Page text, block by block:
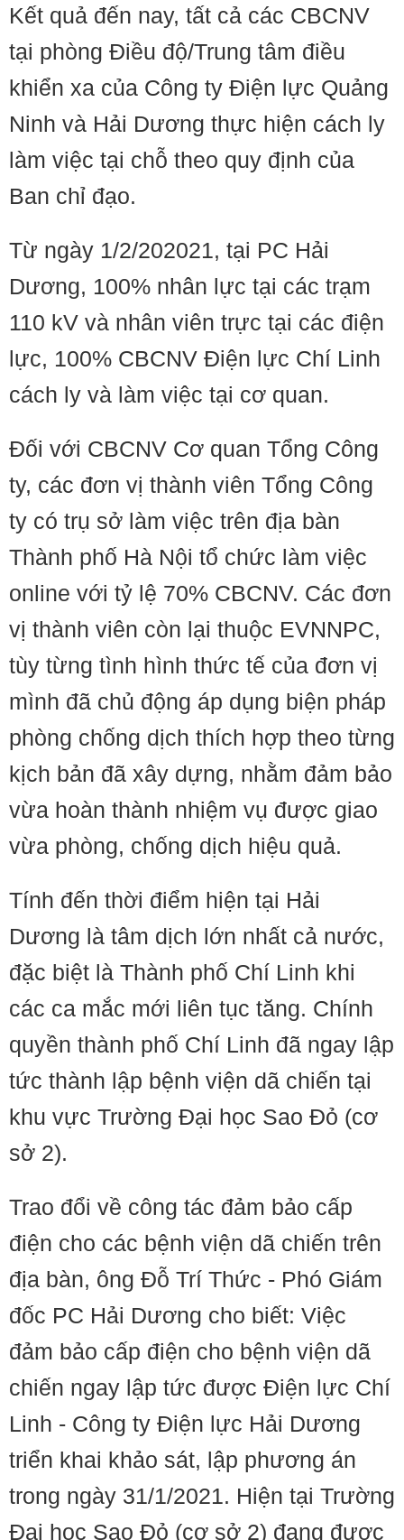
Kết quả đến nay, tất cả các CBCNV
tại phòng Điều độ/Trung tâm điều
khiển xa của Công ty Điện lực Quảng
Ninh và Hải Dương thực hiện cách ly
làm việc tại chỗ theo quy định của
Ban chỉ đạo.
Từ ngày 1/2/202021, tại PC Hải
Dương, 100% nhân lực tại các trạm
110 kV và nhân viên trực tại các điện
lực, 100% CBCNV Điện lực Chí Linh
cách ly và làm việc tại cơ quan.
Đối với CBCNV Cơ quan Tổng Công
ty, các đơn vị thành viên Tổng Công
ty có trụ sở làm việc trên địa bàn
Thành phố Hà Nội tổ chức làm việc
online với tỷ lệ 70% CBCNV. Các đơn
vị thành viên còn lại thuộc EVNNPC,
tùy từng tình hình thức tế của đơn vị
mình đã chủ động áp dụng biện pháp
phòng chống dịch thích hợp theo từng
kịch bản đã xây dựng, nhằm đảm bảo
vừa hoàn thành nhiệm vụ được giao
vừa phòng, chống dịch hiệu quả.
Tính đến thời điểm hiện tại Hải
Dương là tâm dịch lớn nhất cả nước,
đặc biệt là Thành phố Chí Linh khi
các ca mắc mới liên tục tăng. Chính
quyền thành phố Chí Linh đã ngay lập
tức thành lập bệnh viện dã chiến tại
khu vực Trường Đại học Sao Đỏ (cơ
sở 2).
Trao đổi về công tác đảm bảo cấp
điện cho các bệnh viện dã chiến trên
địa bàn, ông Đỗ Trí Thức - Phó Giám
đốc PC Hải Dương cho biết: Việc
đảm bảo cấp điện cho bệnh viện dã
chiến ngay lập tức được Điện lực Chí
Linh - Công ty Điện lực Hải Dương
triển khai khảo sát, lập phương án
trong ngày 31/1/2021. Hiện tại Trường
Đại học Sao Đỏ (cơ sở 2) đang được